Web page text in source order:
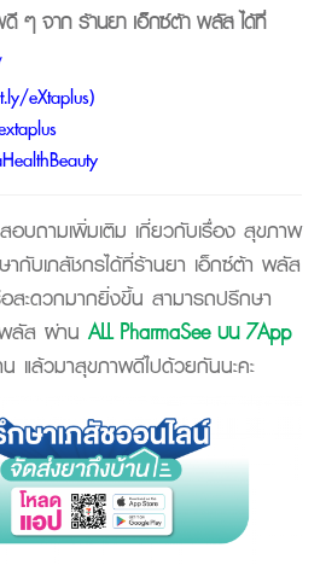
ดี ๆ จากร้านยา เอ็กซ์ต้า พลัสได้ที่
eXtaplus)
บถามเพิ่มเติม เกี่ยวกับเรื่อง สุขภาพ
ากับเภสัชกรได้ที่ร้านยา เอ็กซ์ต้า พลัส
สะดวกมากยิ่งขึ้น สามารถปรึกษา
ลัส ผ่าน ALL PharmaSee บน 7App
แล้วมาสุขภาพดีไปด้วยกันนะคะ